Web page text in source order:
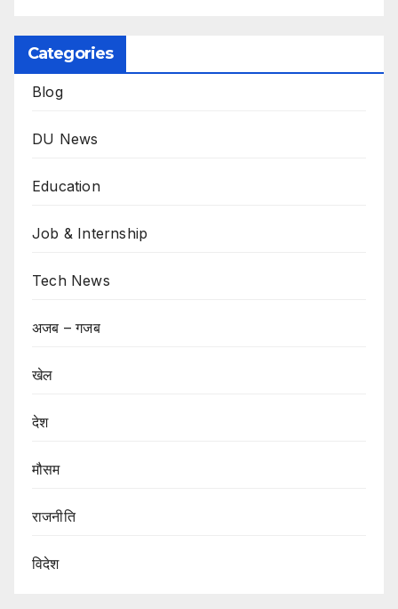
Categories
Blog
DU News
Education
Job & Internship
Tech News
अजब – गजब
खेल
देश
मौसम
राजनीति
विदेश